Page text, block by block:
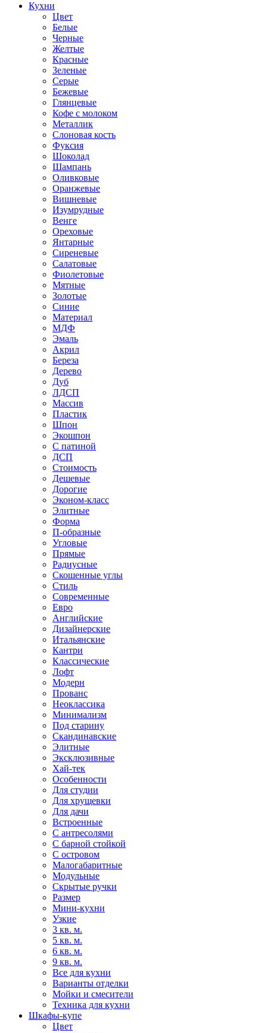
Кухни
Цвет
Белые
Черные
Желтые
Красные
Зеленые
Серые
Бежевые
Глянцевые
Кофе с молоком
Металлик
Слоновая кость
Фуксия
Шоколад
Шампань
Оливковые
Оранжевые
Вишневые
Изумрудные
Венге
Ореховые
Янтарные
Сиреневые
Салатовые
Фиолетовые
Мятные
Золотые
Синие
Материал
МДФ
Эмаль
Акрил
Береза
Дерево
Дуб
ЛДСП
Массив
Пластик
Шпон
Экошпон
С патиной
ДСП
Стоимость
Дешевые
Дорогие
Эконом-класс
Элитные
Форма
П-образные
Угловые
Прямые
Радиусные
Скошенные углы
Стиль
Современные
Евро
Английские
Дизайнерские
Итальянские
Кантри
Классические
Лофт
Модерн
Прованс
Неоклассика
Минимализм
Под старину
Скандинавские
Элитные
Эксклюзивные
Хай-тек
Особенности
Для студии
Для хрущевки
Для дачи
Встроенные
С антресолями
С барной стойкой
С островом
Малогабаритные
Модульные
Скрытые ручки
Размер
Мини-кухни
Узкие
3 кв. м.
5 кв. м.
6 кв. м.
9 кв. м.
Все для кухни
Варианты отделки
Мойки и смесители
Техника для кухни
Шкафы-купе
Цвет